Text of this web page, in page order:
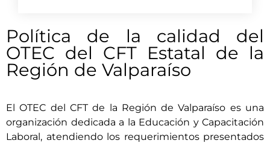
Política de la calidad del
OTEC del CFT Estatal de la
Región de Valparaíso
El OTEC del CFT de la Región de Valparaíso es una
organización dedicada a la Educación y Capacitación
Laboral, atendiendo los requerimientos presentados